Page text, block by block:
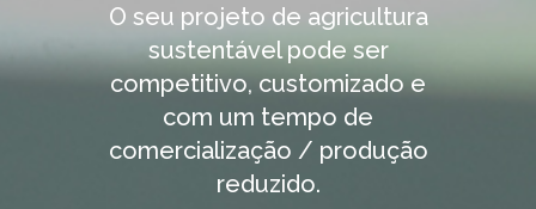
O seu projeto de agricultura
sustentável pode ser
competitivo, customizado e
com um tempo de
comercialização / produção
reduzido.